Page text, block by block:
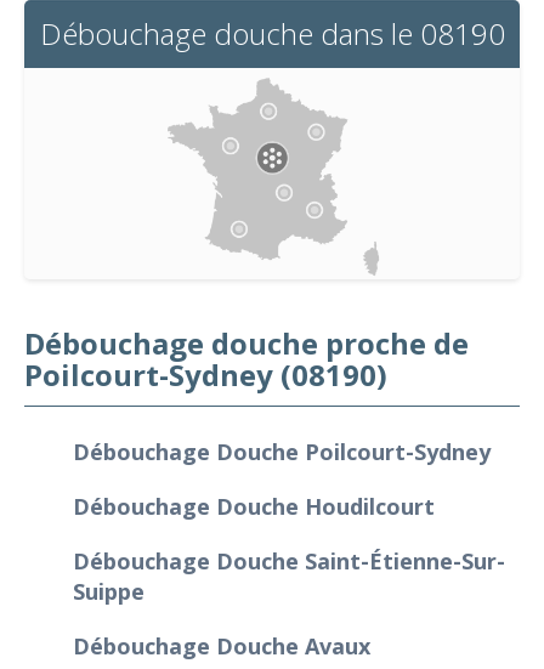
Débouchage douche dans le 08190
Débouchage douche proche de
Poilcourt-Sydney (08190)
Débouchage Douche Poilcourt-Sydney
Débouchage Douche Houdilcourt
Débouchage Douche Saint-Étienne-Sur-
Suippe
Débouchage Douche Avaux